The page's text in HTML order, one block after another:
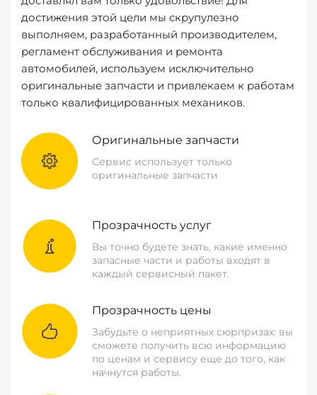
достижения этой цели мы скрупулезно
выполняем, разработанный производителем,
регламент обслуживания и ремонта
автомобилей, используем исключительно
оригинальные запчасти и привлекаем к работам
только квалифицированных механиков.
Оригинальные запчасти
Сервис использует только
оригинальные запчасти
Прозрачность услуг
Вы точно будете знать, какие именно
запасные части и работы входят в
каждый сервисный пакет.
Прозрачность цены
Забудьте о неприятных сюрпризах: вы
сможете получить всю информацию
по ценам и сервису еще до того, как
начнутся работы.